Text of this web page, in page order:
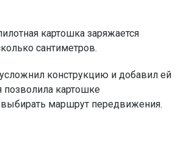
картошка заряжается
сантиметров.
конструкцию и добавил ей
позволила картошке
выбирать маршрут передвижения.